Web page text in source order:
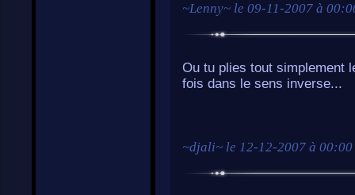
~Lenny~ le 09-11-2007 à
Ou tu plies tout simplement
fois dans le sens inverse...
~djali~ le 12-12-2007 à 00:00